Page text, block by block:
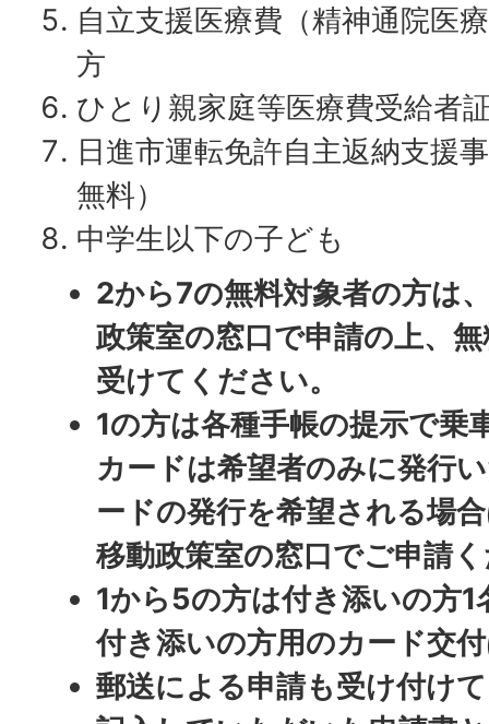
自立支援医療費（精神通院医
方
ひとり親家庭等医療費受給者
日進市運転免許自主返納支援
無料）
中学生以下の子ども
2から7の無料対象者の方は
政策室の窓口で申請の上、
受けてください。
1の方は各種手帳の提示で乗
カードは希望者のみに発行
ードの発行を希望される場
移動政策室の窓口でご申請
1から5の方は付き添いの方
付き添いの方用のカード交
郵送による申請も受け付け